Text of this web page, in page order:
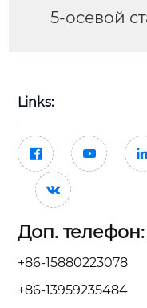
5-осевой
Links:
 

Доп. телефон:
+86-15880223078
+86-13959235484